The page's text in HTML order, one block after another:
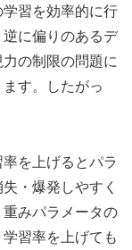
習を効率的に行
に偏りのあるデ
の制限の問題に
す。したがっ
を上げるとパラ
・爆発しやすく
みパラメータの
習率を上げても